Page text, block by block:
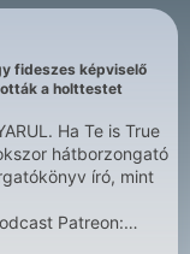
fideszes képviselő
a holttestet
Ha Te is True
hátborzongató
író, mint